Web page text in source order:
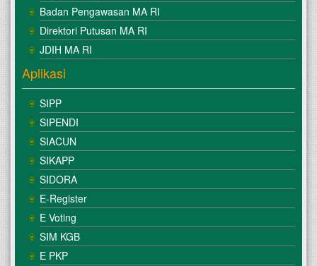
Badan Pengawasan MA RI
Direktori Putusan MA RI
JDIH MA RI
Aplikasi
SIPP
SIPENDI
SIACUN
SIKAPP
SIDORA
E-Register
E Voting
SIM KGB
E PKP